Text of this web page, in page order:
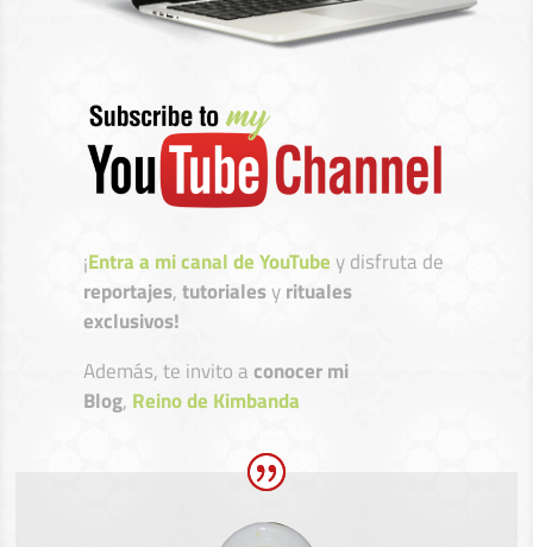
¡Entra a mi canal de YouTubey disfruta de
reportajes,tutorialesyrituales
exclusivos!
Además, te invito aconocer mi
Blog, Reino de Kimbanda